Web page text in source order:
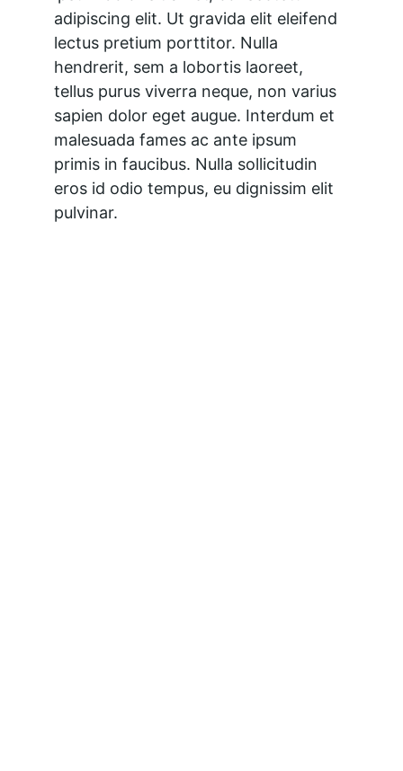
adipiscing elit. Ut gravida elit eleifend
lectus pretium porttitor. Nulla
hendrerit, sem a lobortis laoreet,
tellus purus viverra neque, non varius
sapien dolor eget augue. Interdum et
malesuada fames ac ante ipsum
primis in faucibus. Nulla sollicitudin
eros id odio tempus, eu dignissim elit
pulvinar.